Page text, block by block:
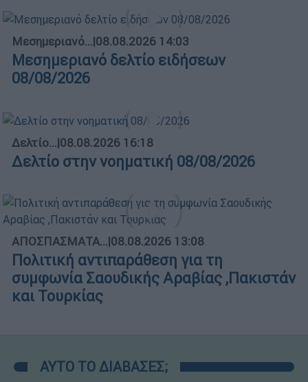
Μεσημεριανό...|08.08.2026 14:03
Μεσημεριανό δελτίο ειδήσεων
08/08/2026
Δελτίο...|08.08.2026 16:18
Δελτίο στην νοηματική 08/08/2026
ΑΠΟΣΠΑΣΜΑΤΑ...|08.08.2026 13:08
Πολιτική αντιπαράθεση για τη
συμφωνία Σαουδικής Αραβίας ,Πακιστάν
και Τουρκίας
ΑΥΤΟ ΤΟ ΔΙΑΒΑΣΕΣ;